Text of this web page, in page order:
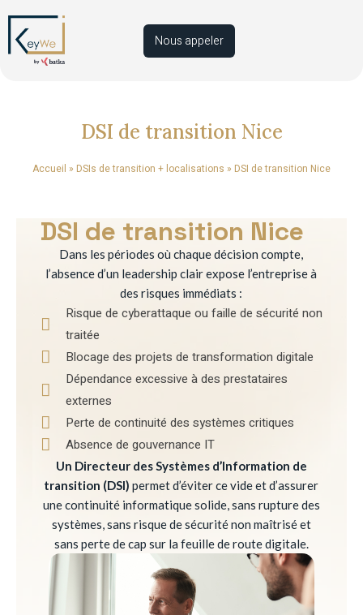
Nous appeler
DSI de transition Nice
Accueil » DSIs de transition + localisations » DSI de transition Nice
DSI de transition Nice
Dans les périodes où chaque décision compte,
l’absence d’un leadership clair expose l’entreprise à
des risques immédiats :
Risque de cyberattaque ou faille de sécurité non
traitée
Blocage des projets de transformation digitale
Dépendance excessive à des prestataires
externes
Perte de continuité des systèmes critiques
Absence de gouvernance IT
Un Directeur des Systèmes d’Information de
transition (DSI) permet d’éviter ce vide et d’assurer
une continuité informatique solide, sans rupture des
systèmes, sans risque de sécurité non maîtrisé et
sans perte de cap sur la feuille de route digitale.